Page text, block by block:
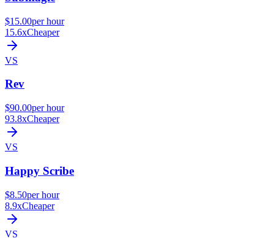
$15.00per hour
15.6xCheaper
VS
Rev
$90.00per hour
93.8xCheaper
VS
Happy Scribe
$8.50per hour
8.9xCheaper
VS